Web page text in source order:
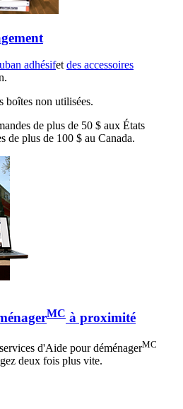
adhésifetdes accessoires
boîtes non utilisées.
de plus de 50 $ aux États
de plus de 100 $ au Canada.
MC à proximité
d'Aide pour déménagerMC
deux fois plus vite.